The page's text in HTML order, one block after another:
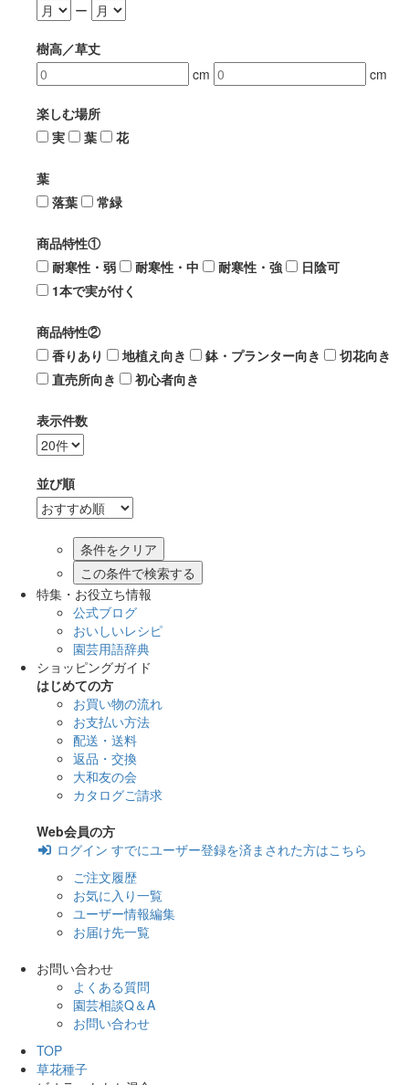
ー
樹高／草丈
cm
cm
楽しむ場所
実
葉 花
葉
落葉
常緑
商品特性①
耐寒性・弱
耐寒性・中 耐寒性・強
日陰可
1本で実が付く
商品特性②
香りあり
地植え向き 鉢・プランター向き
切花向き
直売所向き
初心者向き
表示件数
並び順
この条件で検索する
特集・お役立ち情報
公式ブログ
おいしいレシピ
園芸用語辞典
ショッピングガイド
はじめての方
お買い物の流れ
お支払い方法
配送・送料
返品・交換
大和友の会
カタログご請求
Web会員の方
ログイン すでにユーザー登録を済まされた方はこちら
ご注文履歴
お気に入り一覧
ユーザー情報編集
お届け先一覧
お問い合わせ
よくある質問
園芸相談Q＆A
お問い合わせ
TOP
草花種子